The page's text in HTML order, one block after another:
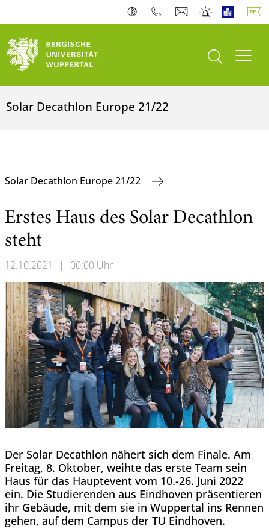
Suche öffnen
Solar Decathlon Europe 21/22
Solar Decathlon Europe 21/22
Erstes Haus des Solar Decathlon
steht
12.10.2021 | 00:00 Uhr
Der Solar Decathlon nähert sich dem Finale. Am
Freitag, 8. Oktober, weihte das erste Team sein
Haus für das Hauptevent vom 10.-26. Juni 2022
ein. Die Studierenden aus Eindhoven präsentieren
ihr Gebäude, mit dem sie in Wuppertal ins Rennen
gehen, auf dem Campus der TU Eindhoven.